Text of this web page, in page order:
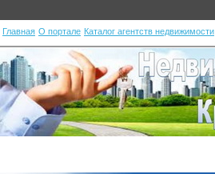
Главная О портале Каталог агентств недвижимости